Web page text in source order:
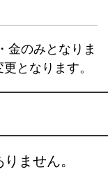
金のみとなりま
となります。
ません。